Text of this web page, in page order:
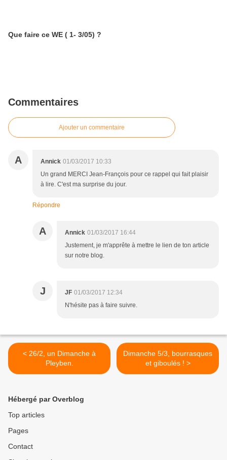
Que faire ce WE ( 1- 3/05) ?
Commentaires
Ajouter un commentaire
A Annick 01/03/2017 10:33
Un grand MERCI Jean-François pour ce rappel qui fait plaisir
à lire. C'est ma surprise du jour.
Répondre
A Annick 01/03/2017 16:44
Justement, je m'apprête à mettre le lien de ton article
sur notre blog.
J JF 01/03/2017 12:34
N'hésite pas à faire suivre.
< 26/2, un Dimanche à
Pleyben.
Dimanche 5/3, bourrasques
et giboulés ! >
Hébergé par Overblog
Top articles
Pages
Contact